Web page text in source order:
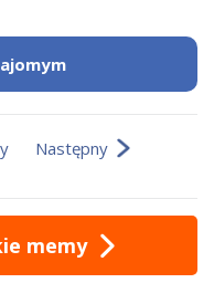
Następny
memy